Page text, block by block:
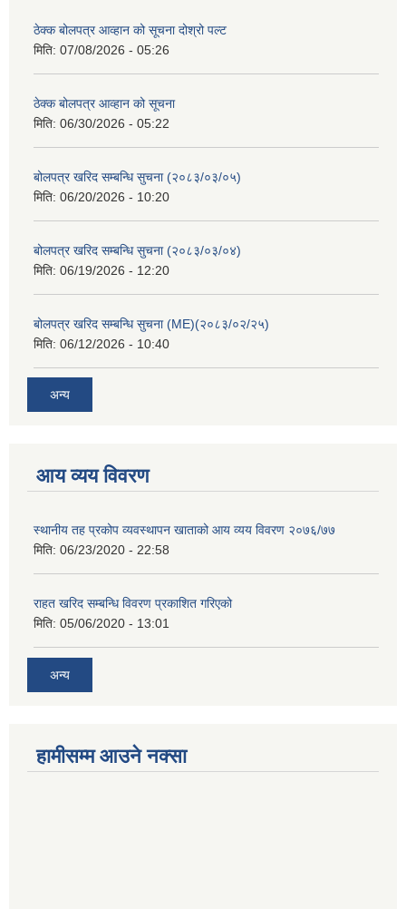
ठेक्क बोलपत्र आव्हान को सूचना दोश्रो पल्ट
मिति: 07/08/2026 - 05:26
ठेक्क बोलपत्र आव्हान को सूचना
मिति: 06/30/2026 - 05:22
बोलपत्र खरिद सम्बन्धि सुचना (२०८३/०३/०५)
मिति: 06/20/2026 - 10:20
बोलपत्र खरिद सम्बन्धि सुचना (२०८३/०३/०४)
मिति: 06/19/2026 - 12:20
बोलपत्र खरिद सम्बन्धि सुचना (ME)(२०८३/०२/२५)
मिति: 06/12/2026 - 10:40
अन्य
आय व्यय विवरण
स्थानीय तह प्रकोप व्यवस्थापन खाताको आय व्यय विवरण २०७६/७७
मिति: 06/23/2020 - 22:58
राहत खरिद सम्बन्धि विवरण प्रकाशित गरिएको
मिति: 05/06/2020 - 13:01
अन्य
हामीसम्म आउने नक्सा